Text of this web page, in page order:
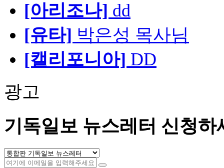
[아리조나] dd
[유타] 박은성 목사님
[캘리포니아] DD
광고
기독일보 뉴스레터 신청하